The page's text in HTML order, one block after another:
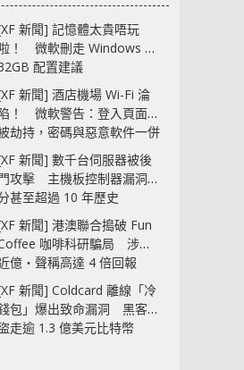
新聞] 記憶體太貴唔玩
！ 微軟刪走 Windows 11
配置建議
新聞] 酒店機場 Wi-Fi 淪
！ 微軟警告：登入頁面可
劫持，密碼與惡意軟件一併
中招
新聞] 數千台伺服器被後
攻擊 主機板控制器漏洞部
甚至超過 10 年歷史
新聞] 港澳聯合搗破 Fun
咖啡科研騙局 涉款
億‧聲稱高達 4 倍回報
新聞] Coldcard 離線「冷
包」爆出致命漏洞 黑客已
走逾 1.3 億美元比特幣